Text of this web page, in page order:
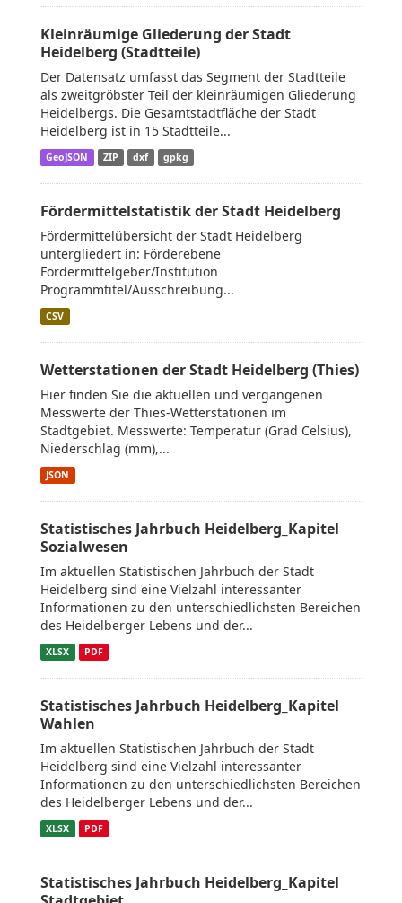
Kleinräumige Gliederung der Stadt
Heidelberg (Stadtteile)
Der Datensatz umfasst das Segment der Stadtteile
als zweitgröbster Teil der kleinräumigen Gliederung
Heidelbergs. Die Gesamtstadtfläche der Stadt
Heidelberg ist in 15 Stadtteile...
GeoJSON ZIP dxf gpkg
Fördermittelstatistik der Stadt Heidelberg
Fördermittelübersicht der Stadt Heidelberg
untergliedert in: Förderebene
Fördermittelgeber/Institution
Programmtitel/Ausschreibung...
CSV
Wetterstationen der Stadt Heidelberg (Thies)
Hier finden Sie die aktuellen und vergangenen
Messwerte der Thies-Wetterstationen im
Stadtgebiet. Messwerte: Temperatur (Grad Celsius),
Niederschlag (mm),...
JSON
Statistisches Jahrbuch Heidelberg_Kapitel
Sozialwesen
Im aktuellen Statistischen Jahrbuch der Stadt
Heidelberg sind eine Vielzahl interessanter
Informationen zu den unterschiedlichsten Bereichen
des Heidelberger Lebens und der...
XLSX PDF
Statistisches Jahrbuch Heidelberg_Kapitel
Wahlen
Im aktuellen Statistischen Jahrbuch der Stadt
Heidelberg sind eine Vielzahl interessanter
Informationen zu den unterschiedlichsten Bereichen
des Heidelberger Lebens und der...
XLSX PDF
Statistisches Jahrbuch Heidelberg_Kapitel